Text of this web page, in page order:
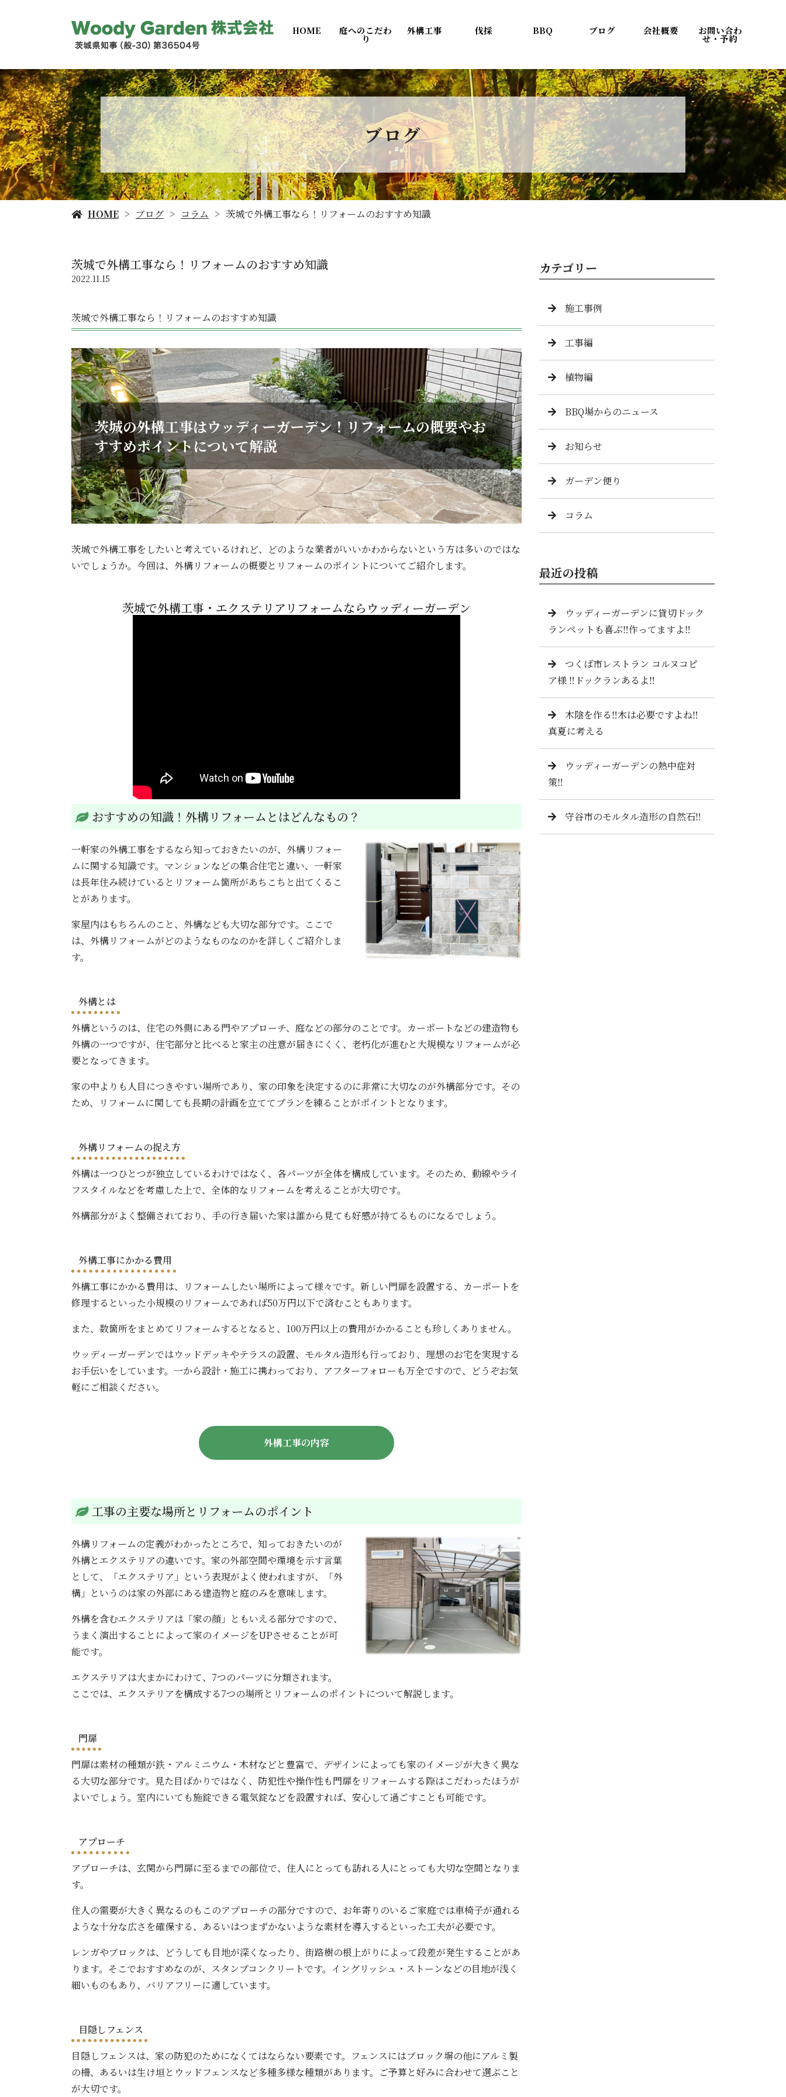
HOME 庭へのこだわ
り
外構工事 伐採 BBQ ブログ 会社概要 お問い合わ
せ・予約
ブログ
HOME ブログ コラム 茨城で外構工事なら！リフォームのおすすめ知識
茨城で外構工事なら！リフォームのおすすめ知識
2022.11.15
茨城で外構工事なら！リフォームのおすすめ知識
茨城の外構工事はウッディーガーデン！リフォームの概要やお
すすめポイントについて解説
茨城で外構工事をしたいと考えているけれど、どのような業者がいいかわからないという方は多いのではな
いでしょうか。今回は、外構リフォームの概要とリフォームのポイントについてご紹介します。
茨城で外構工事・エクステリアリフォームならウッディーガーデン
おすすめの知識！外構リフォームとはどんなもの？
一軒家の外構工事をするなら知っておきたいのが、外構リフォー
ムに関する知識です。マンションなどの集合住宅と違い、一軒家
は長年住み続けているとリフォーム箇所があちこちと出てくるこ
とがあります。
家屋内はもちろんのこと、外構なども大切な部分です。ここで
は、外構リフォームがどのようなものなのかを詳しくご紹介しま
す。
外構とは
外構というのは、住宅の外側にある門やアプローチ、庭などの部分のことです。カーポートなどの建造物も
外構の一つですが、住宅部分と比べると家主の注意が届きにくく、老朽化が進むと大規模なリフォームが必
要となってきます。
家の中よりも人目につきやすい場所であり、家の印象を決定するのに非常に大切なのが外構部分です。その
ため、リフォームに関しても長期の計画を立ててプランを練ることがポイントとなります。
外構リフォームの捉え方
外構は一つひとつが独立しているわけではなく、各パーツが全体を構成しています。そのため、動線やライ
フスタイルなどを考慮した上で、全体的なリフォームを考えることが大切です。
外構部分がよく整備されており、手の行き届いた家は誰から見ても好感が持てるものになるでしょう。
外構工事にかかる費用
外構工事にかかる費用は、リフォームしたい場所によって様々です。新しい門扉を設置する、カーポートを
修理するといった小規模のリフォームであれば50万円以下で済むこともあります。
また、数箇所をまとめてリフォームするとなると、100万円以上の費用がかかることも珍しくありません。
ウッディーガーデンではウッドデッキやテラスの設置、モルタル造形も行っており、理想のお宅を実現する
お手伝いをしています。一から設計・施工に携わっており、アフターフォローも万全ですので、どうぞお気
軽にご相談ください。
外構工事の内容
工事の主要な場所とリフォームのポイント
外構リフォームの定義がわかったところで、知っておきたいのが
外構とエクステリアの違いです。家の外部空間や環境を示す言葉
として、「エクステリア」という表現がよく使われますが、「外
構」というのは家の外部にある建造物と庭のみを意味します。
外構を含むエクステリアは「家の顔」ともいえる部分ですので、
うまく演出することによって家のイメージをUPさせることが可
能です。
エクステリアは大まかにわけて、7つのパーツに分類されます。
ここでは、エクステリアを構成する7つの場所とリフォームのポイントについて解説します。
門扉
門扉は素材の種類が鉄・アルミニウム・木材などと豊富で、デザインによっても家のイメージが大きく異な
る大切な部分です。見た目ばかりではなく、防犯性や操作性も門扉をリフォームする際はこだわったほうが
よいでしょう。室内にいても施錠できる電気錠などを設置すれば、安心して過ごすことも可能です。
アプローチ
アプローチは、玄関から門扉に至るまでの部位で、住人にとっても訪れる人にとっても大切な空間となりま
す。
住人の需要が大きく異なるのもこのアプローチの部分ですので、お年寄りのいるご家庭では車椅子が通れる
ような十分な広さを確保する、あるいはつまずかないような素材を導入するといった工夫が必要です。
レンガやブロックは、どうしても目地が深くなったり、街路樹の根上がりによって段差が発生することがあ
ります。そこでおすすめなのが、スタンプコンクリートです。イングリッシュ・ストーンなどの目地が浅く
細いものもあり、バリアフリーに適しています。
目隠しフェンス
目隠しフェンスは、家の防犯のためになくてはならない要素です。フェンスにはブロック塀の他にアルミ製
の柵、あるいは生け垣とウッドフェンスなど多種多様な種類があります。ご予算と好みに合わせて選ぶこと
が大切です。
カテゴリー
施工事例
工事編
植物編
BBQ場からのニュース
お知らせ
ガーデン便り
コラム
最近の投稿
ウッディーガーデンに貸切ドック
ランペットも喜ぶ‼️作ってますよ‼️
つくば市レストラン コルヌコピ
ア様 ‼️ドックランあるよ‼️
木陰を作る‼️木は必要ですよね‼️
真夏に考える
ウッディーガーデンの熱中症対
策‼️
守谷市のモルタル造形の自然石‼️